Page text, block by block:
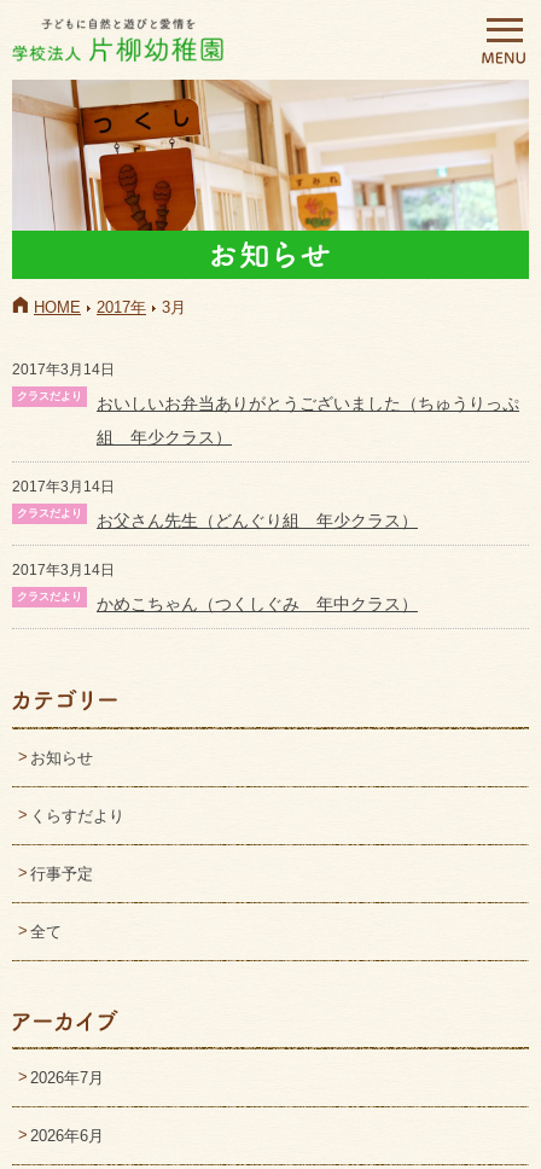
HOME 2017年 3月
2017年3月14日
おいしいお弁当ありがとうございました（ちゅうりっぷ
組 年少クラス）
2017年3月14日
お父さん先生（どんぐり組 年少クラス）
2017年3月14日
かめこちゃん（つくしぐみ 年中クラス）
お知らせ
くらすだより
行事予定
全て
2026年7月
2026年6月